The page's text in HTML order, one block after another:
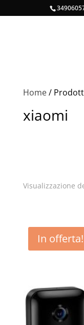
Home/
xiaomi
Visualizzazione
In offerta!